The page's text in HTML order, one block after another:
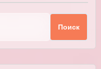
Поиск